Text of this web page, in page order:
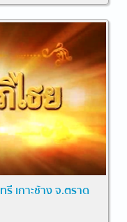
เกาะช้าง จ.ตราด